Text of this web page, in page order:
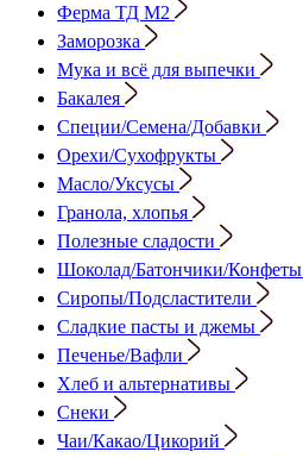
Ферма ТД М2
Заморозка
Мука и всё для выпечки
Бакалея
Специи/Семена/Добавки
Орехи/Сухофрукты
Масло/Уксусы
Гранола, хлопья
Полезные сладости
Шоколад/Батончики/Конфеты
Сиропы/Подсластители
Сладкие пасты и джемы
Печенье/Вафли
Хлеб и альтернативы
Снеки
Чаи/Какао/Цикорий